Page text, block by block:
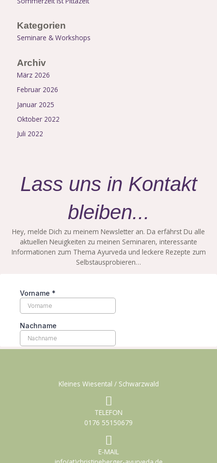
Kategorien
Seminare & Workshops
Archiv
März 2026
Februar 2026
Januar 2025
Oktober 2022
Juli 2022
Lass uns in Kontakt
bleiben...
Hey, melde Dich zu meinem Newsletter an. Da erfährst Du alle
aktuellen Neuigkeiten zu meinen Seminaren, interessante
Informationen zum Thema Ayurveda und leckere Rezepte zum
Selbstausprobieren…
Kleines Wiesental / Schwarzwald
TELEFON
0176 55150679
E-MAIL